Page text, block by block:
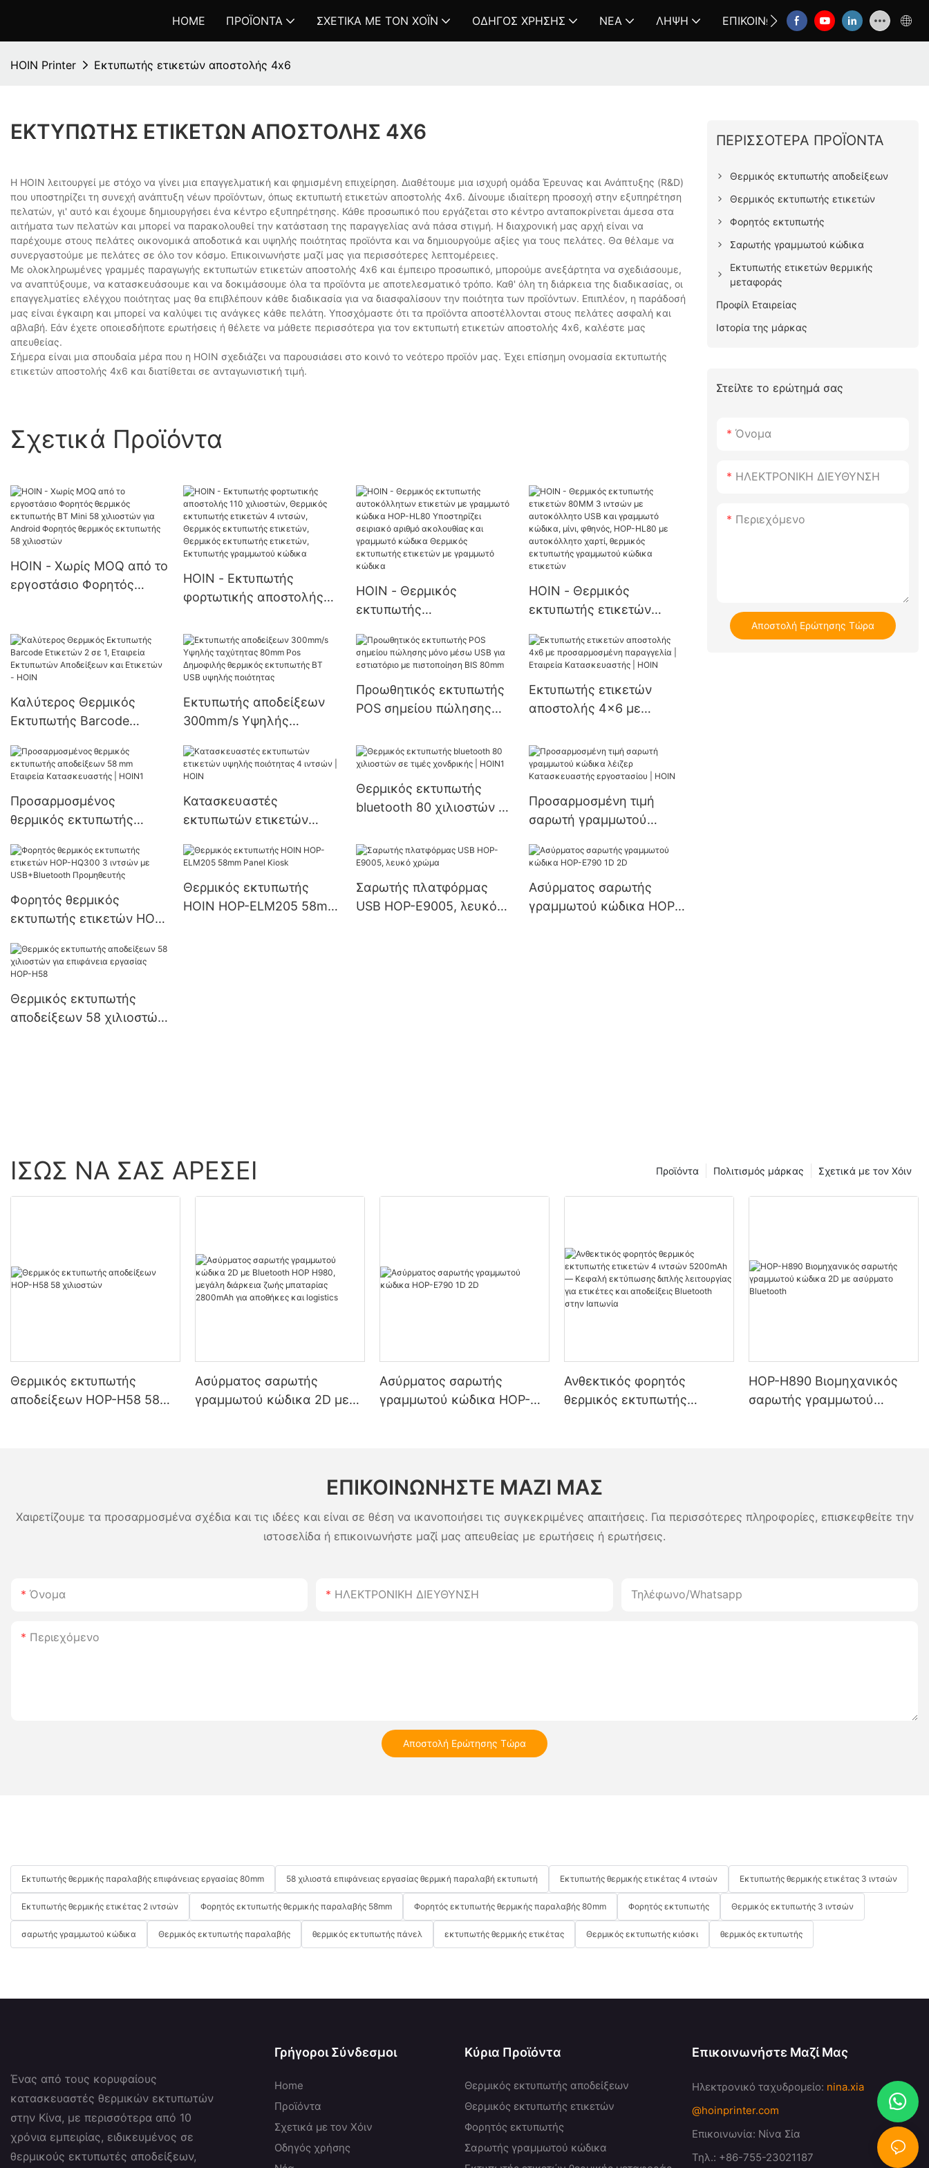
HOME ΠΡΟΪΌΝΤΑ ΣΧΕΤΙΚΆ ΜΕ ΤΟΝ ΧΌΙΝ ΟΔΗΓΌΣ ΧΡΉΣΗΣ ΝΈΑ ΛΉΨΗ ΕΠΙΚΟΙΝΩΝΉΣΤΕ ΜΑΖΊ ΜΑΣ FAQ
HOIN Printer Εκτυπωτής ετικετών αποστολής 4x6
ΕΚΤΥΠΩΤΉΣ ΕΤΙΚΕΤΏΝ ΑΠΟΣΤΟΛΉΣ 4X6
Η HOIN λειτουργεί με στόχο να γίνει μια επαγγελματική και φημισμένη επιχείρηση. Διαθέτουμε μια ισχυρή ομάδα Έρευνας και Ανάπτυξης (R&D)
που υποστηρίζει τη συνεχή ανάπτυξη νέων προϊόντων, όπως εκτυπωτή ετικετών αποστολής 4x6. Δίνουμε ιδιαίτερη προσοχή στην εξυπηρέτηση
πελατών, γι' αυτό και έχουμε δημιουργήσει ένα κέντρο εξυπηρέτησης. Κάθε προσωπικό που εργάζεται στο κέντρο ανταποκρίνεται άμεσα στα
αιτήματα των πελατών και μπορεί να παρακολουθεί την κατάσταση της παραγγελίας ανά πάσα στιγμή. Η διαχρονική μας αρχή είναι να
παρέχουμε στους πελάτες οικονομικά αποδοτικά και υψηλής ποιότητας προϊόντα και να δημιουργούμε αξίες για τους πελάτες. Θα θέλαμε να
συνεργαστούμε με πελάτες σε όλο τον κόσμο. Επικοινωνήστε μαζί μας για περισσότερες λεπτομέρειες.
Με ολοκληρωμένες γραμμές παραγωγής εκτυπωτών ετικετών αποστολής 4x6 και έμπειρο προσωπικό, μπορούμε ανεξάρτητα να σχεδιάσουμε,
να αναπτύξουμε, να κατασκευάσουμε και να δοκιμάσουμε όλα τα προϊόντα με αποτελεσματικό τρόπο. Καθ' όλη τη διάρκεια της διαδικασίας, οι
επαγγελματίες ελέγχου ποιότητας μας θα επιβλέπουν κάθε διαδικασία για να διασφαλίσουν την ποιότητα των προϊόντων. Επιπλέον, η παράδοσή
μας είναι έγκαιρη και μπορεί να καλύψει τις ανάγκες κάθε πελάτη. Υποσχόμαστε ότι τα προϊόντα αποστέλλονται στους πελάτες ασφαλή και
αβλαβή. Εάν έχετε οποιεσδήποτε ερωτήσεις ή θέλετε να μάθετε περισσότερα για τον εκτυπωτή ετικετών αποστολής 4x6, καλέστε μας
απευθείας.
Σήμερα είναι μια σπουδαία μέρα που η HOIN σχεδιάζει να παρουσιάσει στο κοινό το νεότερο προϊόν μας. Έχει επίσημη ονομασία εκτυπωτής
ετικετών αποστολής 4x6 και διατίθεται σε ανταγωνιστική τιμή.
Σχετικά Προϊόντα
HOIN - Χωρίς MOQ από το
εργοστάσιο Φορητός
Android Φορητός
θερμικός εκτυπωτής 58
χιλιοστών
HOIN - Εκτυπωτής
φορτωτικής αποστολής
εκτυπωτής ετικετών 4
ιντσών, Θερμικός
εκτυπωτής ετικετών,
ετικετών, Εκτυπωτής
γραμμωτού κώδικα
HOIN - Θερμικός
εκτυπωτής
με γραμμωτό κώδικα
HOP-HL80 Υποστηρίζει
σειριακό αριθμό
ακολουθίας και
ετικετών με γραμμωτό
HOIN - Θερμικός
εκτυπωτής ετικετών
αυτοκόλλητο USB και
γραμμωτό κώδικα, μίνι,
φθηνός, HOP-HL80 με
αυτοκόλλητο χαρτί,
ετικετών
Καλύτερος Θερμικός
Εκτυπωτής Barcode
Εκτυπωτών Αποδείξεων
και Ετικετών - HOIN
Εκτυπωτής αποδείξεων
300mm/s Υψηλής
Δημοφιλής θερμικός
εκτυπωτής BT USB
υψηλής ποιότητας
Προωθητικός εκτυπωτής
POS σημείου πώλησης
εστιατόριο με πιστοποίηση
BIS 80mm
Εκτυπωτής ετικετών
αποστολής 4x6 με
παραγγελία | Εταιρεία
Κατασκευαστής | HOIN
Προσαρμοσμένος
θερμικός εκτυπωτής
Εταιρεία Κατασκευαστής |
HOIN1
Κατασκευαστές
εκτυπωτών ετικετών
ιντσών | HOIN
Θερμικός εκτυπωτής
bluetooth 80 χιλιοστών σε
Προσαρμοσμένη τιμή
σαρωτή γραμμωτού
Κατασκευαστής
Φορητός θερμικός
εκτυπωτής ετικετών HOP-
USB+Bluetooth
Προμηθευτής
Θερμικός εκτυπωτής
HOIN HOP-ELM205 58mm
Σαρωτής πλατφόρμας
USB HOP-E9005, λευκό
Ασύρματος σαρωτής
γραμμωτού κώδικα HOP-
Θερμικός εκτυπωτής
αποδείξεων 58 χιλιοστών
ΠΕΡΙΣΣΌΤΕΡΑ ΠΡΟΪΌΝΤΑ
Θερμικός εκτυπωτής αποδείξεων
Θερμικός εκτυπωτής ετικετών
Φορητός εκτυπωτής
Σαρωτής γραμμωτού κώδικα
Εκτυπωτής ετικετών θερμικής
μεταφοράς
Προφίλ Εταιρείας
Ιστορία της μάρκας
Στείλτε το ερώτημά σας
Όνομα
ΗΛΕΚΤΡΟΝΙΚΗ ΔΙΕΥΘΥΝΣΗ
Περιεχόμενο
Αποστολή Ερώτησης Τώρα
ΊΣΩΣ ΝΑ ΣΑΣ ΑΡΈΣΕΙ Σχετικά με τον Χόιν
Πολιτισμός μάρκας
Προϊόντα
Θερμικός εκτυπωτής
αποδείξεων HOP-H58 58
Ασύρματος σαρωτής
γραμμωτού κώδικα 2D με
Ασύρματος σαρωτής
γραμμωτού κώδικα HOP-
Ανθεκτικός φορητός
θερμικός εκτυπωτής
αποδείξεις Bluetooth στην
Ιαπωνία
HOP-H890 Βιομηχανικός
σαρωτής γραμμωτού
ΕΠΙΚΟΙΝΩΝΉΣΤΕ ΜΑΖΊ ΜΑΣ
Χαιρετίζουμε τα προσαρμοσμένα σχέδια και τις ιδέες και είναι σε θέση να ικανοποιήσει τις συγκεκριμένες απαιτήσεις. Για περισσότερες πληροφορίες, επισκεφθείτε την
ιστοσελίδα ή επικοινωνήστε μαζί μας απευθείας με ερωτήσεις ή ερωτήσεις.
Όνομα ΗΛΕΚΤΡΟΝΙΚΗ ΔΙΕΥΘΥΝΣΗ Τηλέφωνο/whatsapp
Περιεχόμενο
Αποστολή Ερώτησης Τώρα
Εκτυπωτής θερμικής παραλαβής επιφάνειας εργασίας 80mm 58 χιλιοστά επιφάνειας εργασίας θερμική παραλαβή εκτυπωτή Εκτυπωτής θερμικής ετικέτας 4 ιντσών Εκτυπωτής θερμικής ετικέτας 3 ιντσών
Εκτυπωτής θερμικής ετικέτας 2 ιντσών Φορητός εκτυπωτής θερμικής παραλαβής 58mm Φορητός εκτυπωτής θερμικής παραλαβής 80mm Φορητός εκτυπωτής Θερμικός εκτυπωτής 3 ιντσών
σαρωτής γραμμωτού κώδικα Θερμικός εκτυπωτής παραλαβής θερμικός εκτυπωτής πάνελ εκτυπωτής θερμικής ετικέτας Θερμικός εκτυπωτής κιόσκι θερμικός εκτυπωτής
Ένας από τους κορυφαίους
κατασκευαστές θερμικών εκτυπωτών
στην Κίνα, με περισσότερα από 10
χρόνια εμπειρίας, ειδικευμένος σε
θερμικούς εκτυπωτές αποδείξεων,
Γρήγοροι Σύνδεσμοι
Home
Προϊόντα
Σχετικά με τον Χόιν
Οδηγός χρήσης
Κύρια Προϊόντα
Θερμικός εκτυπωτής αποδείξεων
Θερμικός εκτυπωτής ετικετών
Φορητός εκτυπωτής
Σαρωτής γραμμωτού κώδικα
Επικοινωνήστε Μαζί Μας
Ηλεκτρονικό ταχυδρομείο: nina.xia
@hoinprinter.com
Επικοινωνία: Νίνα Σία
Τηλ.: +86-755-23021187